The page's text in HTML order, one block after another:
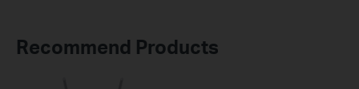
Recommend Products